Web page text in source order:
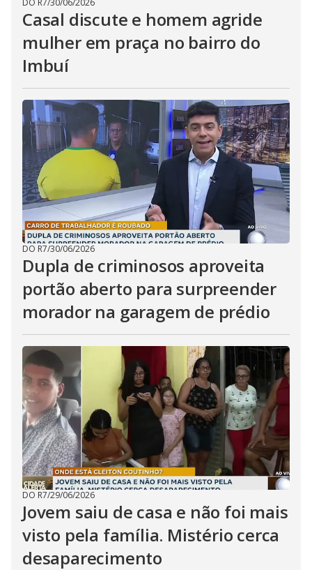
DO R7/30/06/2026
Casal discute e homem agride
mulher em praça no bairro do
Imbuí
DO R7/30/06/2026
Dupla de criminosos aproveita
portão aberto para surpreender
morador na garagem de prédio
DO R7/29/06/2026
Jovem saiu de casa e não foi mais
visto pela família. Mistério cerca
desaparecimento